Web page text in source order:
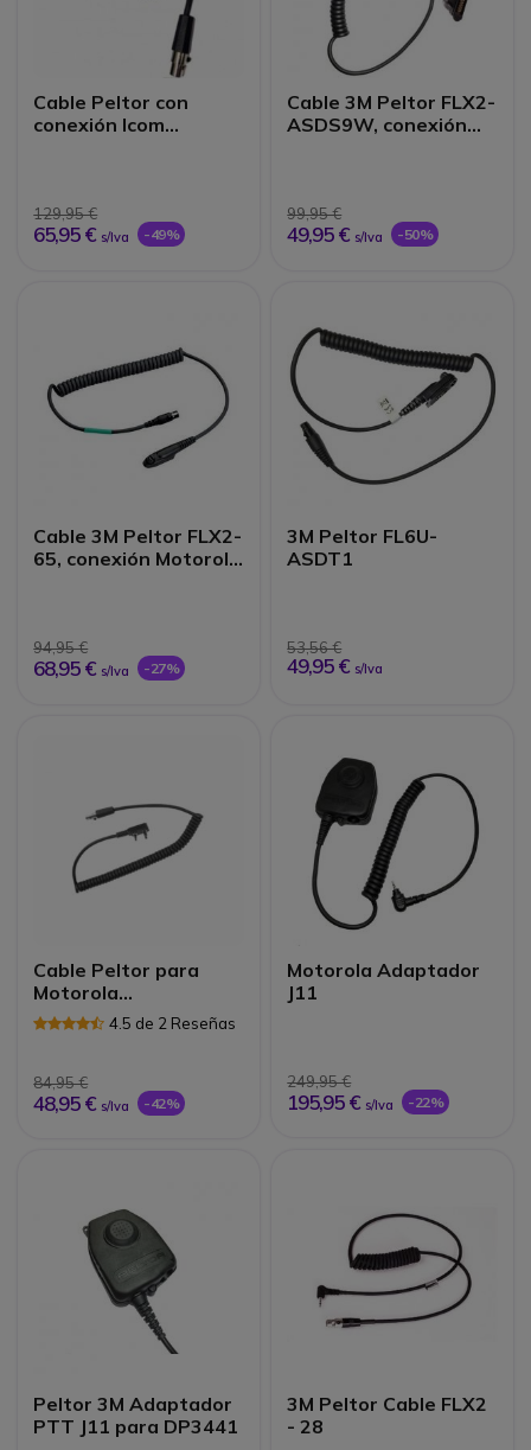
Cable Peltor con
conexión Icom
129,95 €
65,95 € s/Iva -49%
Cable 3M Peltor FLX2-
ASDS9W, conexión
99,95 €
49,95 € s/Iva -50%
Cable 3M Peltor FLX2-
65, conexión Motorola
94,95 €
68,95 € s/Iva -27%
3M Peltor FL6U-
ASDT1
53,56 €
49,95 € s/Iva
Cable Peltor para
Motorola
XTN/XTNi/GP300
4.5 de 2 Reseñas
84,95 €
48,95 € s/Iva -42%
Motorola Adaptador
J11
249,95 €
195,95 € s/Iva -22%
Peltor 3M Adaptador
PTT J11 para DP3441
3M Peltor Cable FLX2
- 28